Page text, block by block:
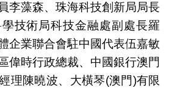
李藻森、珠海科技創新局局長
技術局科技金融處副處長羅
企業聯合會駐中國代表伍嘉敏
偉時行政總裁、中國銀行澳門
理陳曉波、大橫琴(澳門)有限